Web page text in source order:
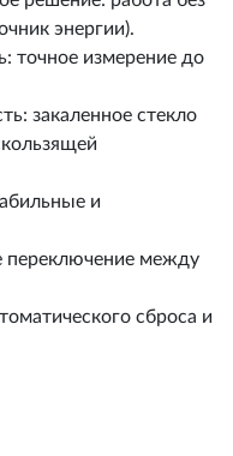
энергии).
точное измерение до
закаленное стекло
и
переключение между
сброса и